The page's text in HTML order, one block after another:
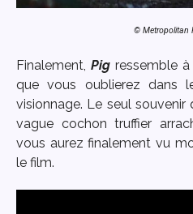
© Metropolitan
Finalement,Pig ressemble
que vous oublierez dans
visionnage. Le seul souvenir
vague cochon truffier
vous aurez finalement vu
le film.